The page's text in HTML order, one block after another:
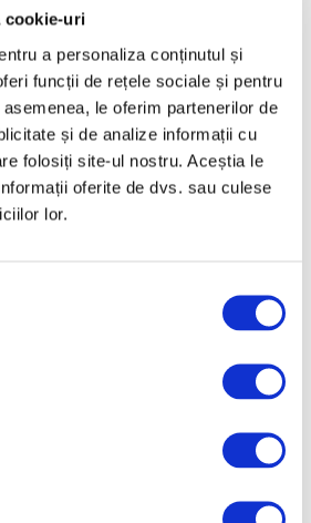
cookie-uri
a personaliza conținutul și
funcții de rețele sociale și pentru
le oferim partenerilor de
și de analize informații cu
folosiți site-ul nostru. Aceștia le
oferite de dvs. sau culese
lor.